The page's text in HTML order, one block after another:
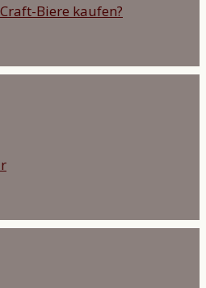
Biere kaufen?